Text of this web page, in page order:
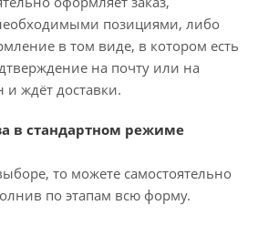
позициями, либо
в том виде, в котором есть
на почту или на
ждёт доставки.
в стандартном режиме
то можете самостоятельно
по этапам всю форму.